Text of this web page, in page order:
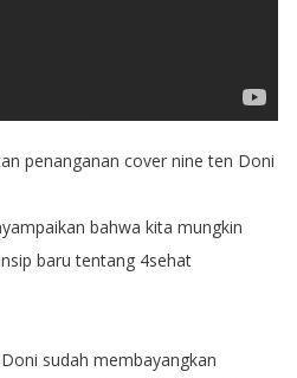
penanganan cover nine ten Doni
bahwa kita mungkin
baru tentang 4sehat
Doni sudah membayangkan